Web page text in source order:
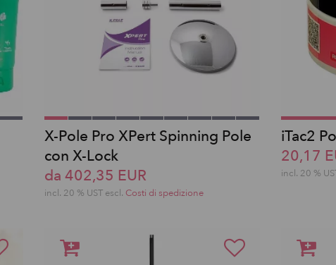
X-Pole Pro XPert Spinning Pole
con X-Lock
da 402,35 EUR
incl. 20 % UST escl. Costi di spedizione
iTac2
20,17
incl. 20 %